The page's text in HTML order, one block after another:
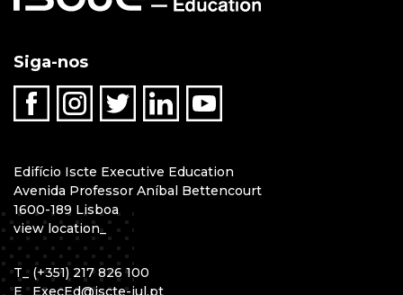
Siga-nos
Edifício Iscte Executive Education
Avenida Professor Aníbal Bettencourt
1600-189 Lisboa
view location_
T _ (+351) 217 826 100
E _ ExecEd@iscte-iul.pt